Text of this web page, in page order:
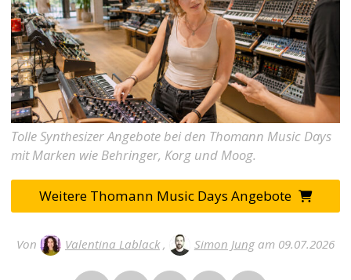
Tolle Synthesizer Angebote bei den Thomann Music Days
mit Marken wie Behringer, Korg und Moog.
Weitere Thomann Music Days Angebote
Von Valentina Lablack, Simon Jung am 09.07.2026